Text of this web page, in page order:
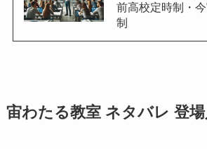
前高校定時制・
制
宙わたる教室 ネタバレ 登